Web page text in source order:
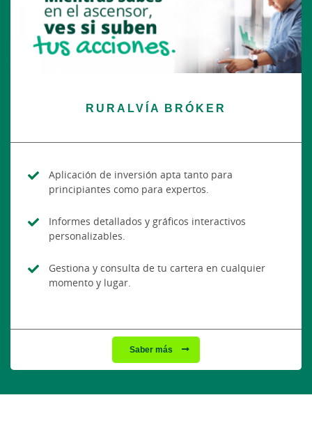
RURALVÍA BRÓKER
Aplicación de inversión apta tanto para
principiantes como para expertos.
Informes detallados y gráficos interactivos
personalizables.
Gestiona y consulta de tu cartera en cualquier
momento y lugar.
Saber más